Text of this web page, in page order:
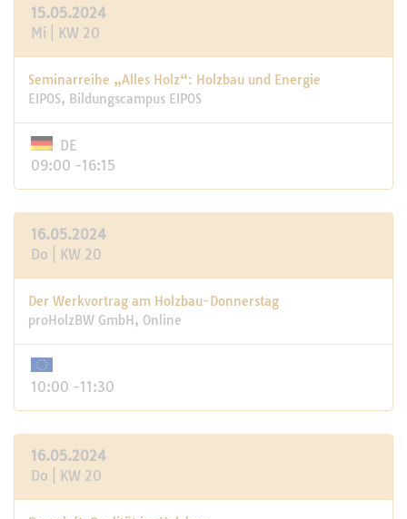
15.05.2024
Mi | KW 20
Seminarreihe „Alles Holz“: Holzbau und Energie
EIPOS, Bildungscampus EIPOS
DE
09:00 -16:15
16.05.2024
Do | KW 20
Der Werkvortrag am Holzbau-Donnerstag
proHolzBW GmbH, Online
10:00 -11:30
16.05.2024
Do | KW 20